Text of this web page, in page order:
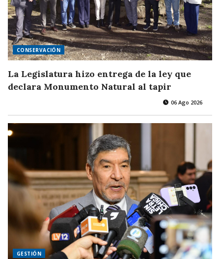
CONSERVACIÓN
La Legislatura hizo entrega de la ley que
declara Monumento Natural al tapir
06 Ago 2026
GESTIÓN